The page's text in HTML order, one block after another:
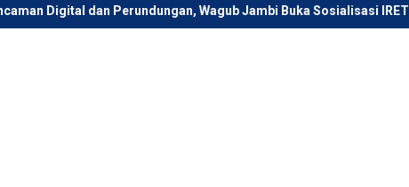
Perundungan, Wagub Jambi Buka Sosialisasi IRET di Sarolangun